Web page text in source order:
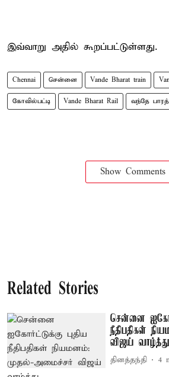
இவ்வாறு அதில் கூறப்பட்டுள்ளது.
Chennai சென்னை Vande Bharat train
கோவில்பட்டி Vande Bharat Rail வந்தே
Show Comments
Related Stories
சென்னை
நீதிபதிகள்
விஜய் வாழ்த்து
தினத்தந்தி 4